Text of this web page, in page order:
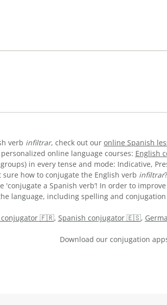
verb infiltrar, check out our online Spanish
online language courses: English
in every tense and mode: Indicative,
how to conjugate the English verb infiltrar
'conjugate a Spanish verb’! In order to
language, including spelling and
conjugator 🇫🇷, Spanish conjugator 🇪🇸,
Download our conjugation